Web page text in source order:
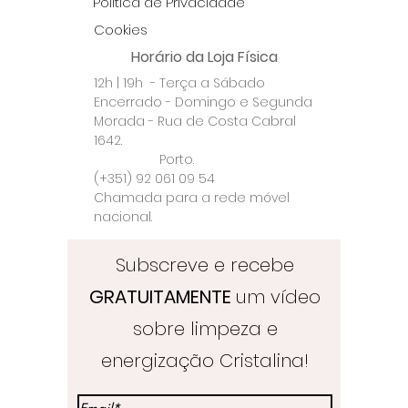
Ilhas a Loja Crystal Healing &
transporte fixas e o serviço
de correio registado através
dos CTT.
Todas as encomendas são
registadas para que
cheguem ao seu destino sem
risco de serem extraviadas.
Por favor confirme que
dados e morada
A Loja Crystal Healing & Crafts
Store não se responsabiliza
por encomendas danificadas
ou perdidas durante o
transporte.
Cookies
Horário da Loja Física
12h | 19h - Terça a Sábado
Encerrado - Domingo e Segunda
Morada - Rua de Costa Cabral
1642.
Porto.
(+351) 92 061 09 54
Chamada para a rede móvel
nacional.
Subscreve e recebe
GRATUITAMENTE um vídeo
sobre limpeza e
energização Cristalina!